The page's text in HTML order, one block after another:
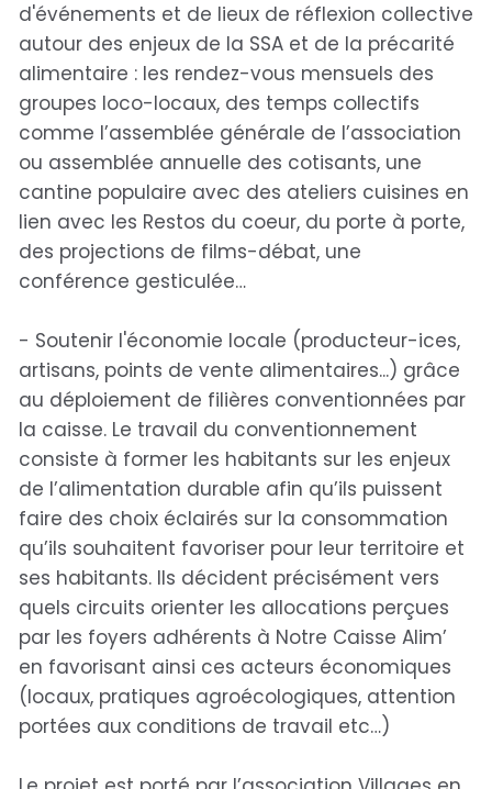
d'événements et de lieux de réflexion collective
autour des enjeux de la SSA et de la précarité
alimentaire : les rendez-vous mensuels des
groupes loco-locaux, des temps collectifs
comme l’assemblée générale de l’association
ou assemblée annuelle des cotisants, une
cantine populaire avec des ateliers cuisines en
lien avec les Restos du coeur, du porte à porte,
des projections de films-débat, une
conférence gesticulée…
- Soutenir l'économie locale (producteur-ices,
artisans, points de vente alimentaires...) grâce
au déploiement de filières conventionnées par
la caisse. Le travail du conventionnement
consiste à former les habitants sur les enjeux
de l’alimentation durable afin qu’ils puissent
faire des choix éclairés sur la consommation
qu’ils souhaitent favoriser pour leur territoire et
ses habitants. Ils décident précisément vers
quels circuits orienter les allocations perçues
par les foyers adhérents à Notre Caisse Alim’
en favorisant ainsi ces acteurs économiques
(locaux, pratiques agroécologiques, attention
portées aux conditions de travail etc…)